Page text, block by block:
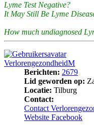
Lyme Test Negative?
It May Still Be Lyme
How much undiagnosed
VerlorengezondheidM
Berichten: 2679
Lid geworden op:
Locatie: Tilburg
Contact:
Contact
Website Facebook